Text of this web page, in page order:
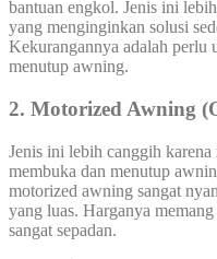
bantuan engkol. Jenis ini
yang menginginkan solusi
Kekurangannya adalah perlu
menutup awning.
2. Motorized Awning
Jenis ini lebih canggih
membuka dan menutup
motorized awning sangat
yang luas. Harganya
sangat sepadan.